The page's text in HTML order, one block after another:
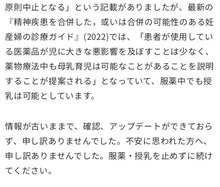
原則中止となる」という記載がありましたが、最新の
『精神疾患を合併した，或いは合併の可能性のある妊
産婦の診療ガイド』(2022)では、「患者が使用してい
る医薬品が児に大きな悪影響を及ぼすことは少なく、
薬物療法中も母乳育児は可能なことがあることを説明
することが提案される」となっていて、服薬中でも授
乳は可能としています。
情報が古いままで、確認、アップデートができておら
ず、申し訳ありませんでした。不安に思われた方へ、
申し訳ありませんでした。服薬・授乳を止めずに続け
てください。